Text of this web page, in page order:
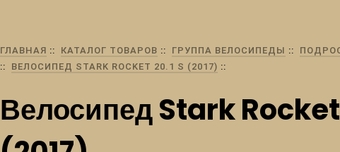
ГЛАВНАЯ КАТАЛОГ ТОВАРОВ ГРУППА ВЕЛОСИПЕДЫ
ВЕЛОСИПЕД STARK ROCKET 20.1 S (2017)
Велосипед Stark Rocket